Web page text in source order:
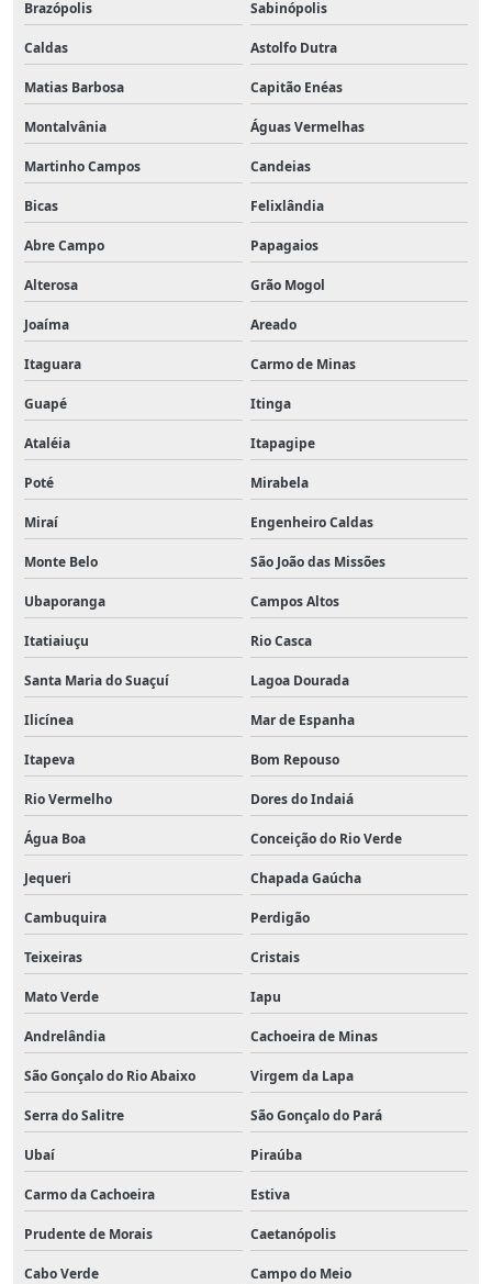
Brazópolis Sabinópolis
Caldas Astolfo Dutra
Matias Barbosa Capitão Enéas
Montalvânia Águas Vermelhas
Martinho Campos Candeias
Bicas Felixlândia
Abre Campo Papagaios
Alterosa Grão Mogol
Joaíma Areado
Itaguara Carmo de Minas
Guapé Itinga
Ataléia Itapagipe
Poté Mirabela
Miraí Engenheiro Caldas
Monte Belo São João das Missões
Ubaporanga Campos Altos
Itatiaiuçu Rio Casca
Santa Maria do Suaçuí Lagoa Dourada
Ilicínea Mar de Espanha
Itapeva Bom Repouso
Rio Vermelho Dores do Indaiá
Água Boa Conceição do Rio Verde
Jequeri Chapada Gaúcha
Cambuquira Perdigão
Teixeiras Cristais
Mato Verde Iapu
Andrelândia Cachoeira de Minas
São Gonçalo do Rio Abaixo Virgem da Lapa
Serra do Salitre São Gonçalo do Pará
Ubaí Piraúba
Carmo da Cachoeira Estiva
Prudente de Morais Caetanópolis
Cabo Verde Campo do Meio